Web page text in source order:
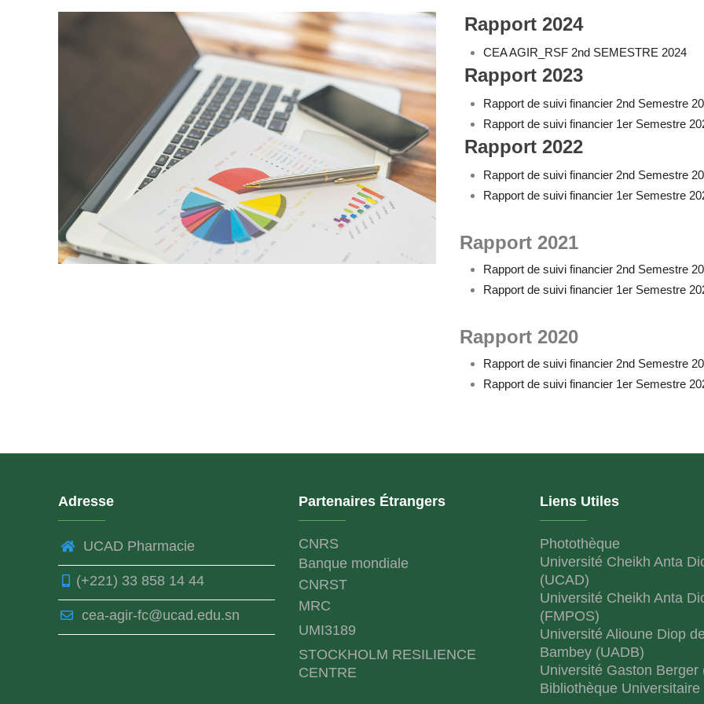
Rapport 2024
CEA AGIR_RSF 2nd SEMESTRE 2024
Rapport 2023
Rapport de suivi financier 2nd Semestre
Rapport de suivi financier 1er Semestre
Rapport 2022
Rapport de suivi financier 2nd Semestre
Rapport de suivi financier 1er Semestre
Rapport 2021
Rapport de suivi financier 2nd Semestre
Rapport de suivi financier 1er Semestre
Rapport 2020
Rapport de suivi financier 2nd Semestre
Rapport de suivi financier 1er Semestre
Adresse
UCAD Pharmacie
(+221) 33 858 14 44
cea-agir-fc@ucad.edu.sn
Partenaires Étrangers
CNRS
Banque mondiale
CNRST
MRC
UMI3189
STOCKHOLM RESILIENCE
CENTRE
Liens Utiles
Photothèque
Université Cheikh Anta
(UCAD)
Université Cheikh Anta
(FMPOS)
Université Alioune Diop
Bambey (UADB)
Université Gaston Berger
Bibliothèque Universitaire